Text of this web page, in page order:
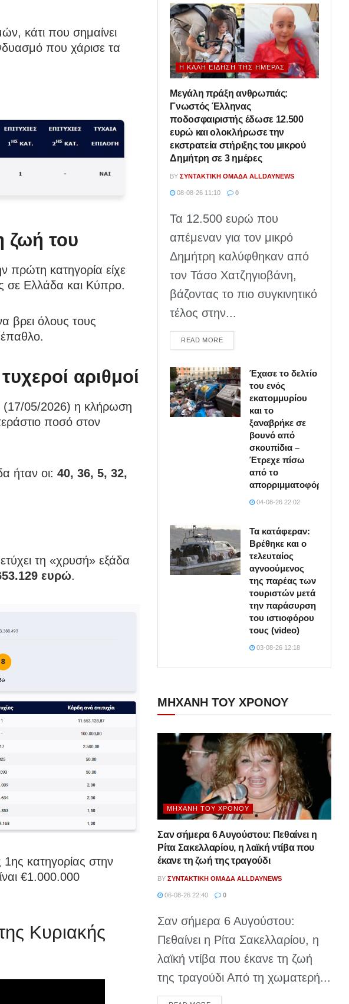
κάτι που σημαίνει
που χάρισε τα
ζωή του
πρώτη κατηγορία είχε
σε Ελλάδα και Κύπρο.
βρει όλους τους
έπαθλο.
αριθμοί
(17/05/2026) η κλήρωση
ποσό στον
ήταν οι: 40, 36, 5, 32,
τη «χρυσή» εξάδα
ευρώ.
κατηγορίας στην
€1.000.000
Κυριακής
Η ΚΑΛΉ ΕΊΔΗΣΗ ΤΗΣ ΗΜΈΡΑΣ
Μεγάλη πράξη ανθρωπιάς:
Γνωστός Έλληνας
ποδοσφαιριστής έδωσε 12.500
ευρώ και ολοκλήρωσε την
εκστρατεία στήριξης του μικρού
Δημήτρη σε 3 ημέρες
BY ΣΥΝΤΑΚΤΙΚΉ ΟΜΆΔΑ ALLDAYNEWS
08-08-26 11:10 0
Τα 12.500 ευρώ που
απέμεναν για τον μικρό
Δημήτρη καλύφθηκαν από
τον Τάσο Χατζηγιοβάνη,
βάζοντας το πιο συγκινητικό
τέλος στην...
READ MOREDETAILS
Έχασε το δελτίο
του ενός
εκατομμυρίου
και το
ξαναβρήκε σε
βουνό από
σκουπίδια –
Έτρεχε πίσω
από το
απορριμματοφόρο
04-08-26 22:02
Τα κατάφεραν:
Βρέθηκε και ο
τελευταίος
αγνοούμενος
της παρέας των
τουριστών μετά
την παράσυρση
του ιστιοφόρου
τους (video)
03-08-26 12:18
ΜΗΧΑΝΗ ΤΟΥ ΧΡΟΝΟΥ
ΜΗΧΑΝΉ ΤΟΥ ΧΡΌΝΟΥ
Σαν σήμερα 6 Αυγούστου: Πεθαίνει η
Ρίτα Σακελλαρίου, η λαϊκή ντίβα που
έκανε τη ζωή της τραγούδι
BY ΣΥΝΤΑΚΤΙΚΉ ΟΜΆΔΑ ALLDAYNEWS
06-08-26 22:40 0
Σαν σήμερα 6 Αυγούστου:
Πεθαίνει η Ρίτα Σακελλαρίου, η
λαϊκή ντίβα που έκανε τη ζωή
της τραγούδι Από τη χωματερή...